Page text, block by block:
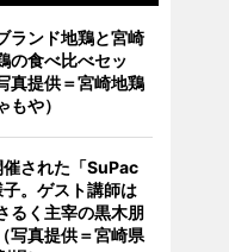
ランド地鶏と宮崎
の食べ比べセッ
真提供＝宮崎地鶏
もや）
された「SuPac
。ゲスト講師は
るく主宰の黒木朋
写真提供＝宮崎県